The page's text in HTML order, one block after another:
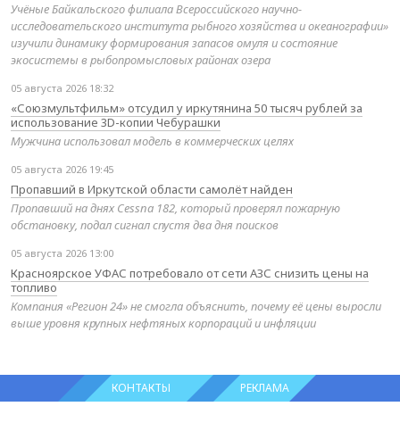
Учёные Байкальского филиала Всероссийского научно-
исследовательского института рыбного хозяйства и океанографии»
изучили динамику формирования запасов омуля и состояние
экосистемы в рыбопромысловых районах озера
05 августа 2026 18:32
«Союзмультфильм» отсудил у иркутянина 50 тысяч рублей за
использование 3D-копии Чебурашки
Мужчина использовал модель в коммерческих целях
05 августа 2026 19:45
Пропавший в Иркутской области самолёт найден
Пропавший на днях Cessna 182, который проверял пожарную
обстановку, подал сигнал спустя два дня поисков
05 августа 2026 13:00
Красноярское УФАС потребовало от сети АЗС снизить цены на
топливо
Компания «Регион 24» не смогла объяснить, почему её цены выросли
выше уровня крупных нефтяных корпораций и инфляции
КОНТАКТЫ РЕКЛАМА